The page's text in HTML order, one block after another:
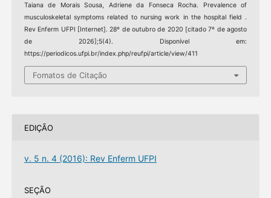
Taiana de Morais Sousa, Adriene da Fonseca Rocha. Prevalence of
musculoskeletal symptoms related to nursing work in the hospital field .
Rev Enferm UFPI [Internet]. 28º de outubro de 2020 [citado 7º de agosto
de 2026];5(4). Disponível em:
https://periodicos.ufpi.br/index.php/reufpi/article/view/411
Fomatos de Citação
EDIÇÃO
v. 5 n. 4 (2016): Rev Enferm UFPI
SEÇÃO